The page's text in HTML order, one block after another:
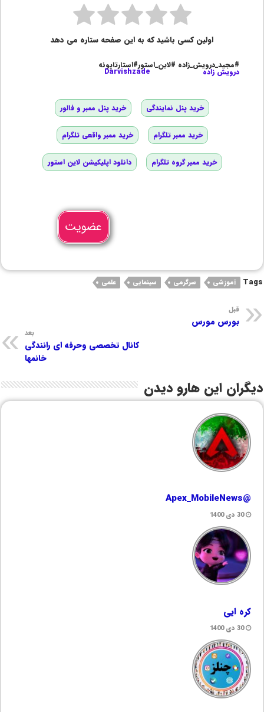
اولین کسی باشید که به این صفحه ستاره می دهد
#مجید_درویش_زاده #لاین_استور#استارتاپونه
درویش زاده Darvishzade
خرید پنل نمایندگی خرید پنل ممبر و فالور
خرید ممبر تلگرام خرید ممبر واقعی تلگرام
خرید ممبر گروه تلگرام دانلود اپلیکیشن لاین استور
عضویت
Tags آموزشی سرگرمی سینمایی علمی
قبل
بورس مورس
بعد
کانال تخصصی وحرفه ای رانندگی
خانمها
دیگران این هارو دیدن
@Apex_MobileNews
30 دی 1400
کره ایی
30 دی 1400